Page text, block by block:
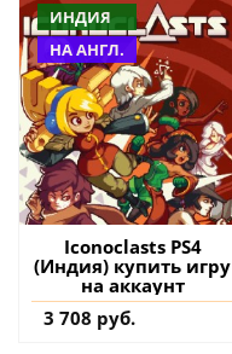
ИНДИЯ
НА АНГЛ.
Iconoclasts PS4
(Индия) купить игру
на аккаунт
3 708 руб.